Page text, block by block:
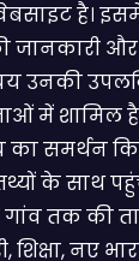
है।
जानकारी और
उनकी
में शामिल
समर्थन
के साथ
तक की
नए